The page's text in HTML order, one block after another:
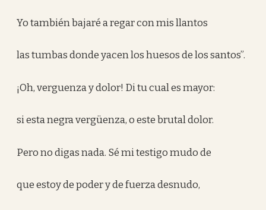
Yo también bajaré a regar con mis llantos
las tumbas donde yacen los huesos de los santos”.
¡Oh, verguenza y dolor! Di tu cual es mayor:
si esta negra vergüenza, o este brutal dolor.
Pero no digas nada. Sé mi testigo mudo de
que estoy de poder y de fuerza desnudo,